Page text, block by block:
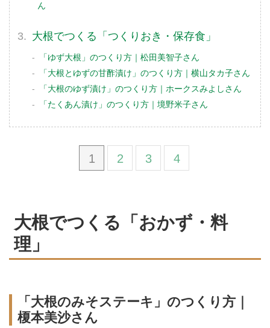
ん
大根でつくる「つくりおき・保存食」
「ゆず大根」のつくり方｜松田美智子さん
「大根とゆずの甘酢漬け」のつくり方｜横山タカ子さん
「大根のゆず漬け」のつくり方｜ホークスみよしさん
「たくあん漬け」のつくり方｜境野米子さん
1 2 3 4
大根でつくる「おかず・料
理」
「大根のみそステーキ」のつくり方｜
榎本美沙さん